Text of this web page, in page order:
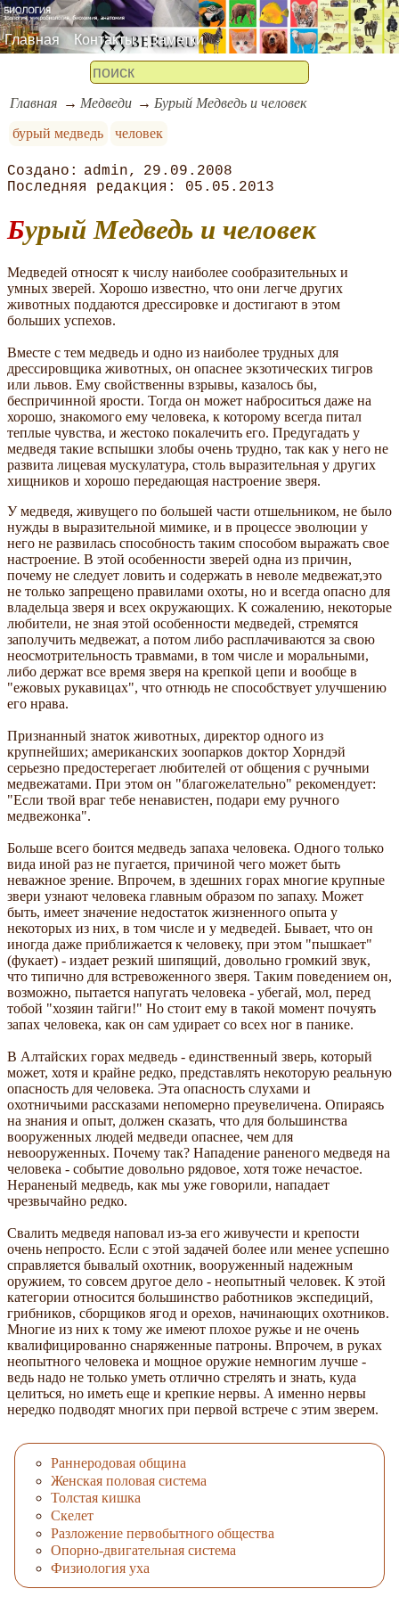
Главная Контакты Заметки
Главная Медведи
Бурый Медведь и человек
бурый медведь
человек
admin
29.09.2008
05.05.2013
Бурый Медведь и человек
Медведей относят к числу наиболее сообразительных и
умных зверей. Хорошо известно, что они легче других
животных поддаются дрессировке и достигают в этом
больших успехов.
Вместе с тем медведь и одно из наиболее трудных для
дрессировщика животных, он опаснее экзотических тигров
или львов. Ему свойственны взрывы, казалось бы,
беспричинной ярости. Тогда он может наброситься даже на
хорошо, знакомого ему человека, к которому всегда питал
теплые чувства, и жестоко покалечить его. Предугадать у
медведя такие вспышки злобы очень трудно, так как у него не
развита лицевая мускулатура, столь выразительная у других
хищников и хорошо передающая настроение зверя.
У медведя, живущего по большей части отшельником, не было
нужды в выразительной мимике, и в процессе эволюции у
него не развилась способность таким способом выражать свое
настроение. В этой особенности зверей одна из причин,
почему не следует ловить и содержать в неволе медвежат,это
не только запрещено правилами охоты, но и всегда опасно для
владельца зверя и всех окружающих. К сожалению, некоторые
любители, не зная этой особенности медведей, стремятся
заполучить медвежат, а потом либо расплачиваются за свою
неосмотрительность травмами, в том числе и моральными,
либо держат все время зверя на крепкой цепи и вообще в
"ежовых рукавицах", что отнюдь не способствует улучшению
его нрава.
Признанный знаток животных, директор одного из
крупнейших; американских зоопарков доктор Хорндэй
серьезно предостерегает любителей от общения с ручными
медвежатами. При этом он "благожелательно" рекомендует:
"Если твой враг тебе ненавистен, подари ему ручного
медвежонка".
Больше всего боится медведь запаха человека. Одного только
вида иной раз не пугается, причиной чего может быть
неважное зрение. Впрочем, в здешних горах многие крупные
звери узнают человека главным образом по запаху. Может
быть, имеет значение недостаток жизненного опыта у
некоторых из них, в том числе и у медведей. Бывает, что он
иногда даже приближается к человеку, при этом "пышкает"
(фукает) - издает резкий шипящий, довольно громкий звук,
что типично для встревоженного зверя. Таким поведением он,
возможно, пытается напугать человека - убегай, мол, перед
тобой "хозяин тайги!" Но стоит ему в такой момент почуять
запах человека, как он сам удирает со всех ног в панике.
В Алтайских горах медведь - единственный зверь, который
может, хотя и крайне редко, представлять некоторую реальную
опасность для человека. Эта опасность слухами и
охотничьими рассказами непомерно преувеличена. Опираясь
на знания и опыт, должен сказать, что для большинства
вооруженных людей медведи опаснее, чем для
невооруженных. Почему так? Нападение раненого медведя на
человека - событие довольно рядовое, хотя тоже нечастое.
Нераненый медведь, как мы уже говорили, нападает
чрезвычайно редко.
Свалить медведя наповал из-за его живучести и крепости
очень непросто. Если с этой задачей более или менее успешно
справляется бывалый охотник, вооруженный надежным
оружием, то совсем другое дело - неопытный человек. К этой
категории относится большинство работников экспедиций,
грибников, сборщиков ягод и орехов, начинающих охотников.
Многие из них к тому же имеют плохое ружье и не очень
квалифицированно снаряженные патроны. Впрочем, в руках
неопытного человека и мощное оружие немногим лучше -
ведь надо не только уметь отлично стрелять и знать, куда
целиться, но иметь еще и крепкие нервы. А именно нервы
нередко подводят многих при первой встрече с этим зверем.
Раннеродовая община
Женская половая система
Толстая кишка
Скелет
Разложение первобытного общества
Опорно-двигательная система
Физиология уха